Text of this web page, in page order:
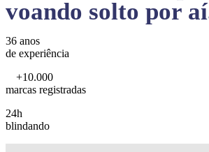
voando solto por
36 anos
de experiência
+10.000
marcas registradas
24h
blindando